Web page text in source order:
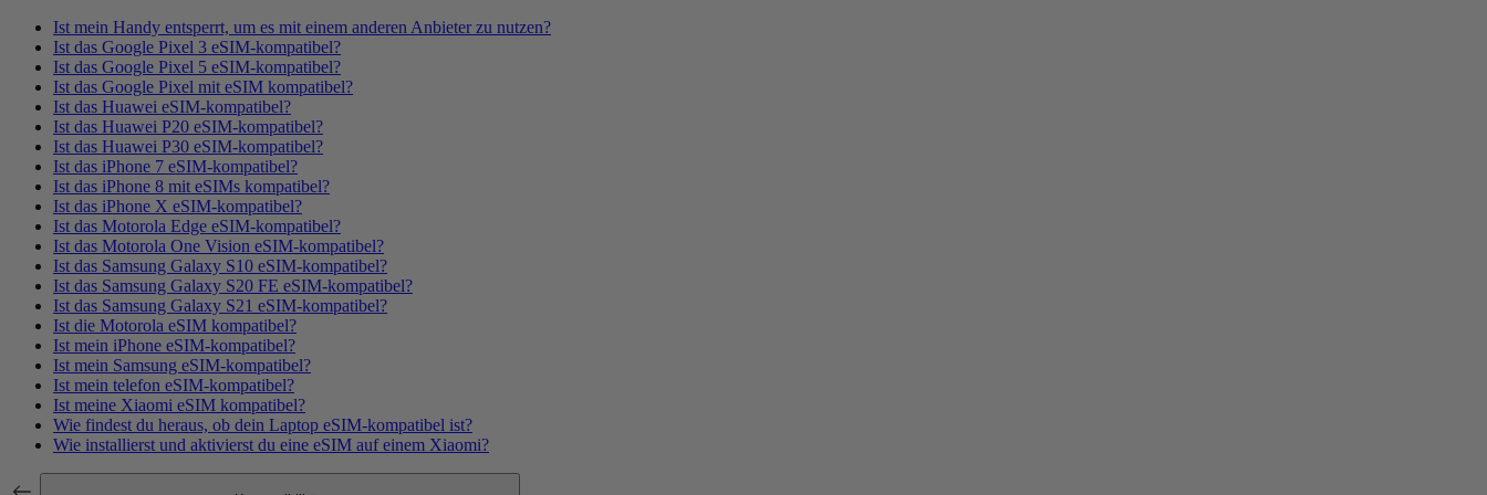
Ist mein Handy entsperrt, um es mit einem anderen Anbieter zu nutzen?
Ist das Google Pixel 3 eSIM-kompatibel?
Ist das Google Pixel 5 eSIM-kompatibel?
Ist das Google Pixel mit eSIM kompatibel?
Ist das Huawei eSIM-kompatibel?
Ist das Huawei P20 eSIM-kompatibel?
Ist das Huawei P30 eSIM-kompatibel?
Ist das iPhone 7 eSIM-kompatibel?
Ist das iPhone 8 mit eSIMs kompatibel?
Ist das iPhone X eSIM-kompatibel?
Ist das Motorola Edge eSIM-kompatibel?
Ist das Motorola One Vision eSIM-kompatibel?
Ist das Samsung Galaxy S10 eSIM-kompatibel?
Ist das Samsung Galaxy S20 FE eSIM-kompatibel?
Ist das Samsung Galaxy S21 eSIM-kompatibel?
Ist die Motorola eSIM kompatibel?
Ist mein iPhone eSIM-kompatibel?
Ist mein Samsung eSIM-kompatibel?
Ist mein telefon eSIM-kompatibel?
Ist meine Xiaomi eSIM kompatibel?
Wie findest du heraus, ob dein Laptop eSIM-kompatibel ist?
Wie installierst und aktivierst du eine eSIM auf einem Xiaomi?